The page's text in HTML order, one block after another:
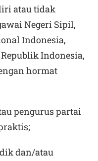
atau tidak
Negeri Sipil,
Indonesia,
Indonesia,
hormat
pengurus partai
dan/atau